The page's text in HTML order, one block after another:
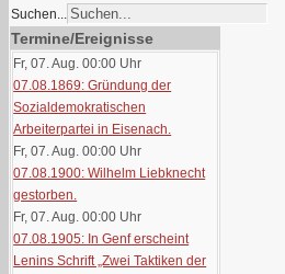
Suchen...
Termine/Ereignisse
Fr, 07. Aug. 00:00 Uhr
07.08.1869: Gründung der
Sozialdemokratischen
Arbeiterpartei in Eisenach.
Fr, 07. Aug. 00:00 Uhr
07.08.1900: Wilhelm Liebknecht
gestorben.
Fr, 07. Aug. 00:00 Uhr
07.08.1905: In Genf erscheint
Lenins Schrift „Zwei Taktiken der